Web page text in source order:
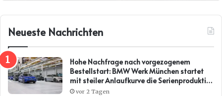
Neueste Nachrichten
Hohe Nachfrage nach vorgezogenem
Bestellstart: BMW Werk München startet
mit steiler Anlaufkurve die Serienproduktion
des BMW i3*
vor 2 Tagen